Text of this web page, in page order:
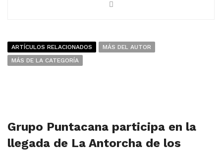
ARTÍCULOS RELACIONADOS
MÁS DEL AUTOR
MÁS DE LA CATEGORÍA
Grupo Puntacana participa en la
llegada de La Antorcha de los